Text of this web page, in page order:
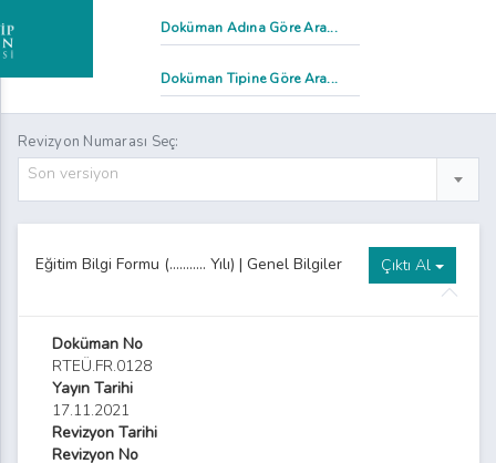
Revizyon Numarası Seç:
Son versiyon
Eğitim Bilgi Formu (……….. Yılı) | Genel Bilgiler Çıktı Al
Doküman No
RTEÜ.FR.0128
Yayın Tarihi
17.11.2021
Revizyon Tarihi
Revizyon No